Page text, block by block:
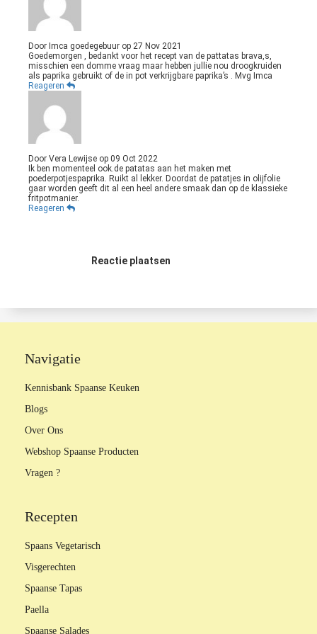
Door Imca goedegebuur op 27 Nov 2021
Goedemorgen , bedankt voor het recept van de pattatas brava,s,
misschien een domme vraag maar hebben jullie nou droogkruiden
als paprika gebruikt of de in pot verkrijgbare paprika’s . Mvg Imca
Reageren
Door Vera Lewijse op 09 Oct 2022
Ik ben momenteel ook.de patatas aan het maken met
poederpotjespaprika. Ruikt al lekker. Doordat de patatjes in olijfolie
gaar worden geeft dit al een heel andere smaak dan op de klassieke
fritpotmanier.
Reageren
Reactie plaatsen
Navigatie
Kennisbank Spaanse Keuken
Blogs
Over Ons
Webshop Spaanse Producten
Vragen ?
Recepten
Spaans Vegetarisch
Visgerechten
Spaanse Tapas
Paella
Spaanse Salades